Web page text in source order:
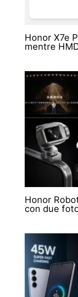
Honor X7e
mentre
Honor
con due